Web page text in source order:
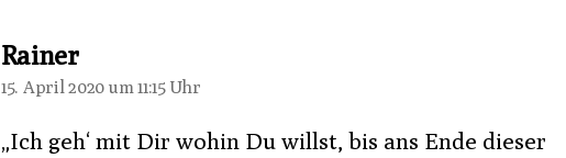
Rainersagt:
15. April 2020 um 11:15 Uhr
„Ich geh‘ mit Dir wohin Du willst, bis ans Ende dieser